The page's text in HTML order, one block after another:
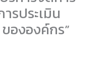
รประเมิน
ององค์กร”